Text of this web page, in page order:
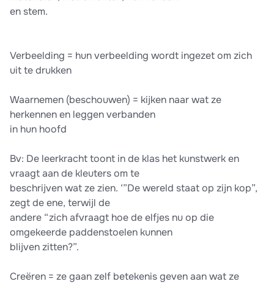
en stem.
Verbeelding = hun verbeelding wordt ingezet om zich
uit te drukken
Waarnemen (beschouwen) = kijken naar wat ze
herkennen en leggen verbanden
in hun hoofd
Bv: De leerkracht toont in de klas het kunstwerk en
vraagt aan de kleuters om te
beschrijven wat ze zien. ‘”De wereld staat op zijn kop”,
zegt de ene, terwijl de
andere “zich afvraagt hoe de elfjes nu op die
omgekeerde paddenstoelen kunnen
blijven zitten?”.
Creëren = ze gaan zelf betekenis geven aan wat ze